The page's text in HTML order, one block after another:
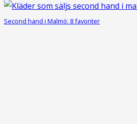
Second hand i Malmö: 8 favoriter